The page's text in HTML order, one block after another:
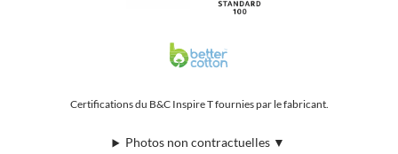
Certifications du B&C Inspire T fournies par le fabricant.
Photos non contractuelles ▼